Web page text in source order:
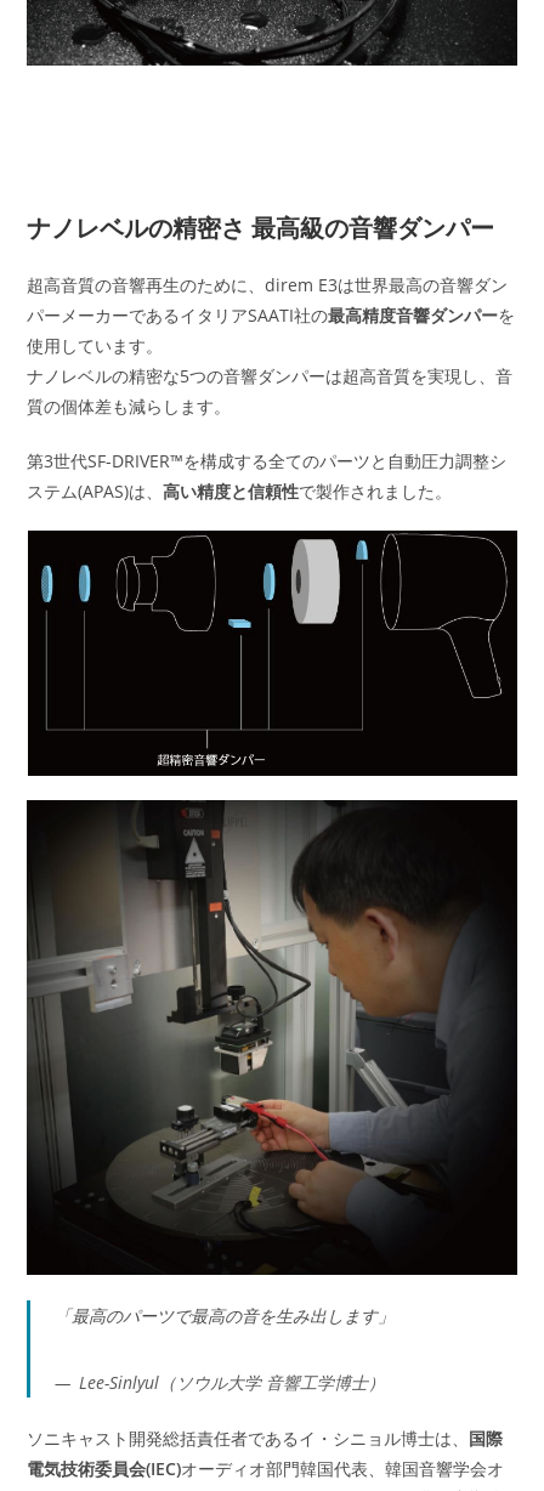
ナノレベルの精密さ 最高級の音響ダンパー
超高音質の音響再生のために、direm E3は世界最高の音響ダン
パーメーカーであるイタリアSAATI社の最高精度音響ダンパーを
使用しています。
ナノレベルの精密な5つの音響ダンパーは超高音質を実現し、音
質の個体差も減らします。
第3世代SF-DRIVER™を構成する全てのパーツと自動圧力調整シ
ステム(APAS)は、高い精度と信頼性で製作されました。
「最高のパーツで最高の音を生み出します」
Lee-Sinlyul（ソウル大学 音響工学博士）
ソニキャスト開発総括責任者であるイ・シニョル博士は、 国際
電気技術委員会(IEC)オーディオ部門韓国代表、韓国音響学会オ